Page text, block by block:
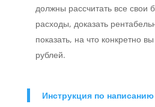
должны рассчитать все свои
расходы, доказать
показать, на что конкретно
рублей.
Инструкция по